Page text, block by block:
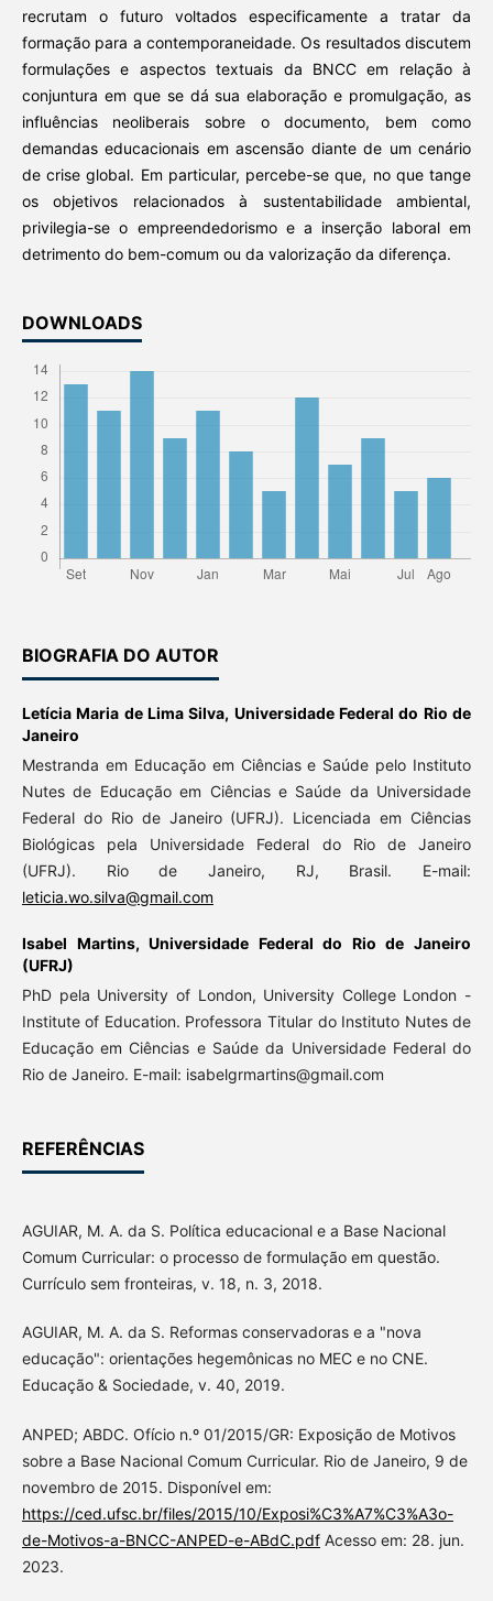
recrutam o futuro voltados especificamente a tratar da
formação para a contemporaneidade. Os resultados discutem
formulações e aspectos textuais da BNCC em relação à
conjuntura em que se dá sua elaboração e promulgação, as
influências neoliberais sobre o documento, bem como
demandas educacionais em ascensão diante de um cenário
de crise global. Em particular, percebe-se que, no que tange
os objetivos relacionados à sustentabilidade ambiental,
privilegia-se o empreendedorismo e a inserção laboral em
detrimento do bem-comum ou da valorização da diferença.
DOWNLOADS
BIOGRAFIA DO AUTOR
Letícia Maria de Lima Silva, Universidade Federal do Rio de
Janeiro
Mestranda em Educação em Ciências e Saúde pelo Instituto
Nutes de Educação em Ciências e Saúde da Universidade
Federal do Rio de Janeiro (UFRJ). Licenciada em Ciências
Biológicas pela Universidade Federal do Rio de Janeiro
(UFRJ). Rio de Janeiro, RJ, Brasil. E-mail:
leticia.wo.silva@gmail.com
Isabel Martins,Universidade Federal do Rio de Janeiro
(UFRJ)
PhD pela University of London, University College London -
Institute of Education. Professora Titular do Instituto Nutes de
Educação em Ciências e Saúde da Universidade Federal do
Rio de Janeiro. E-mail: isabelgrmartins@gmail.com
REFERÊNCIAS
AGUIAR, M. A. da S. Política educacional e a Base Nacional
Comum Curricular: o processo de formulação em questão.
Currículo sem fronteiras, v. 18, n. 3, 2018.
AGUIAR, M. A. da S. Reformas conservadoras e a "nova
educação": orientações hegemônicas no MEC e no CNE.
Educação & Sociedade, v. 40, 2019.
ANPED; ABDC. Ofício n.º 01/2015/GR: Exposição de Motivos
sobre a Base Nacional Comum Curricular. Rio de Janeiro, 9 de
novembro de 2015. Disponível em:
https://ced.ufsc.br/files/2015/10/Exposi%C3%A7%C3%A3o-
de-Motivos-a-BNCC-ANPED-e-ABdC.pdfAcesso em: 28. jun.
2023.